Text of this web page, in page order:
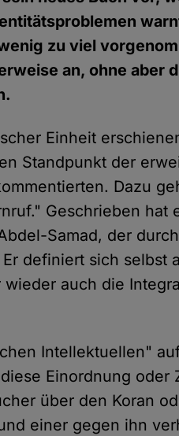
zu viel
an, ohne aber
Einheit
Standpunkt der
Dazu
Geschrieben hat
Samad, der
definiert sich selbst
auch die
Intellektuellen"
Einordnung oder
über den Koran
einer gegen ihn